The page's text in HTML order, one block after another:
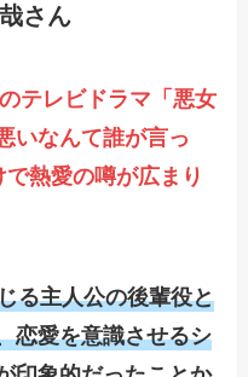
さん
テレビドラマ「悪女
いなんて誰が言っ
熱愛の噂が広まり
る主人公の後輩役と
恋愛を意識させるシ